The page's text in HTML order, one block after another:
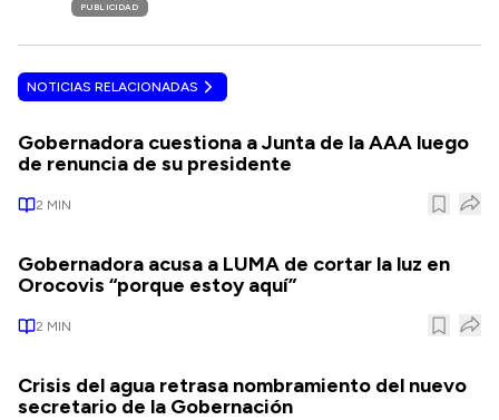
PUBLICIDAD
NOTICIAS RELACIONADAS
Gobernadora cuestiona a Junta de la AAA luego
de renuncia de su presidente
2 MIN
Gobernadora acusa a LUMA de cortar la luz en
Orocovis “porque estoy aquí”
2 MIN
Crisis del agua retrasa nombramiento del nuevo
secretario de la Gobernación